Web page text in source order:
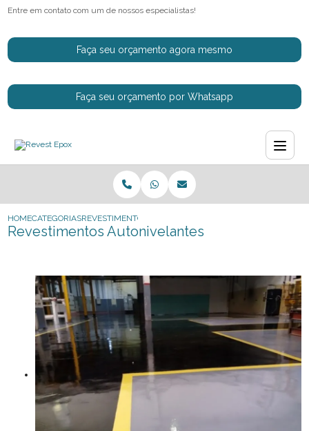
Entre em contato com um de nossos especialistas!
Faça seu orçamento agora mesmo
Faça seu orçamento por Whatsapp
HOMECATEGORIASREVESTIMENTOS AUTONIVELANTES
Revestimentos Autonivelantes